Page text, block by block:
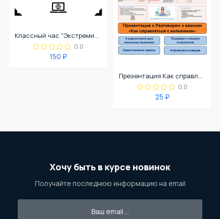
Классный час "Экстремизм в сети": цифровая грамотность и безопасность в интернете
0.0
150 ₽
Презентация Как справляться с волнением
0.0
25 ₽
Хочу быть в курсе новинок
Получайте последнюю информацию на email